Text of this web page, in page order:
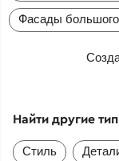
Фасады
Найти другие
Стиль